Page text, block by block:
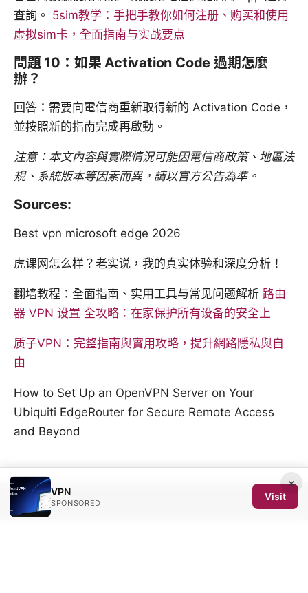
查詢。 5sim教学：手把手教你如何注册、购买和使用
虚拟sim卡，全面指南与实战要点
問題 10：如果 Activation Code 過期怎麼
辦？
回答：需要向電信商重新取得新的 Activation Code，
並按照新的指南完成再啟動。
注意：本文內容與實際情況可能因電信商政策、地區法
規、系統版本等因素而異，請以官方公告為準。
Sources:
Best vpn microsoft edge 2026
虎课网怎么样？老实说，我的真实体验和深度分析！
翻墙教程：全面指南、实用工具与常见问题解析 路由
器 VPN 设置 全攻略：在家保护所有设备的安全上
质子VPN：完整指南與實用攻略，提升網路隱私與自
由
How to Set Up an OpenVPN Server on Your
Ubiquiti EdgeRouter for Secure Remote Access
and Beyond
×
VPN
SPONSORED
Visit
© 2026 SCOM 2025 Media LLC. All rights reserved.